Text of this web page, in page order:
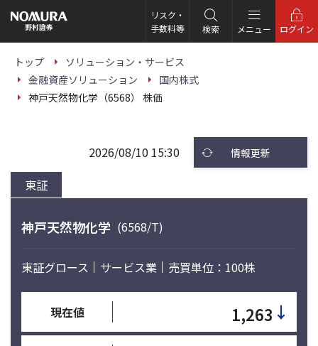
の
ー
リスク・
手数料等
検索 メニュー ログイン
トップ
ソリューション・サービス
金融資産ソリューション
国内株式
神戸天然物化学（6568） 株価
東証
2026/08/10 15:30 情報更新
神戸天然物化学 (6568/T)
東証グロース サービス業 売買単位：100株
現在値 1,263 ↓